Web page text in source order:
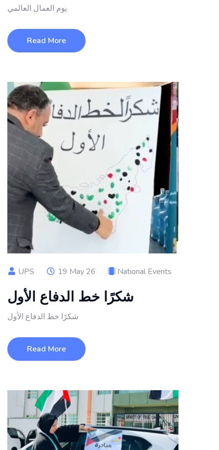
يوم العمال العالمي
Read More
UPS 19 May 26 National Events
شكرًا خط الدفاع الأول
شكرًا خط الدفاع الأول
Read More